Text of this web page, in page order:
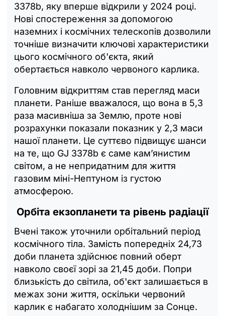
3378b, яку вперше відкрили у 2024 році.
Нові спостереження за допомогою
наземних і космічних телескопів дозволили
точніше визначити ключові характеристики
цього космічного об'єкта, який
обертається навколо червоного карлика.
Головним відкриттям став перегляд маси
планети. Раніше вважалося, що вона в 5,3
раза масивніша за Землю, проте нові
розрахунки показали показник у 2,3 маси
нашої планети. Це суттєво підвищує шанси
на те, що GJ 3378b є саме кам’янистим
світом, а не непридатним для життя
газовим міні-Нептуном із густою
атмосферою.
Орбіта екзопланети та рівень радіації
Вчені також уточнили орбітальний період
космічного тіла. Замість попередніх 24,73
доби планета здійснює повний оберт
навколо своєї зорі за 21,45 доби. Попри
близькість до світила, об'єкт залишається в
межах зони життя, оскільки червоний
карлик є набагато холоднішим за Сонце.